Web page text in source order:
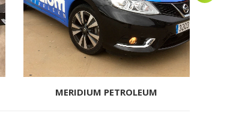
MERIDIUM PETROLEUM